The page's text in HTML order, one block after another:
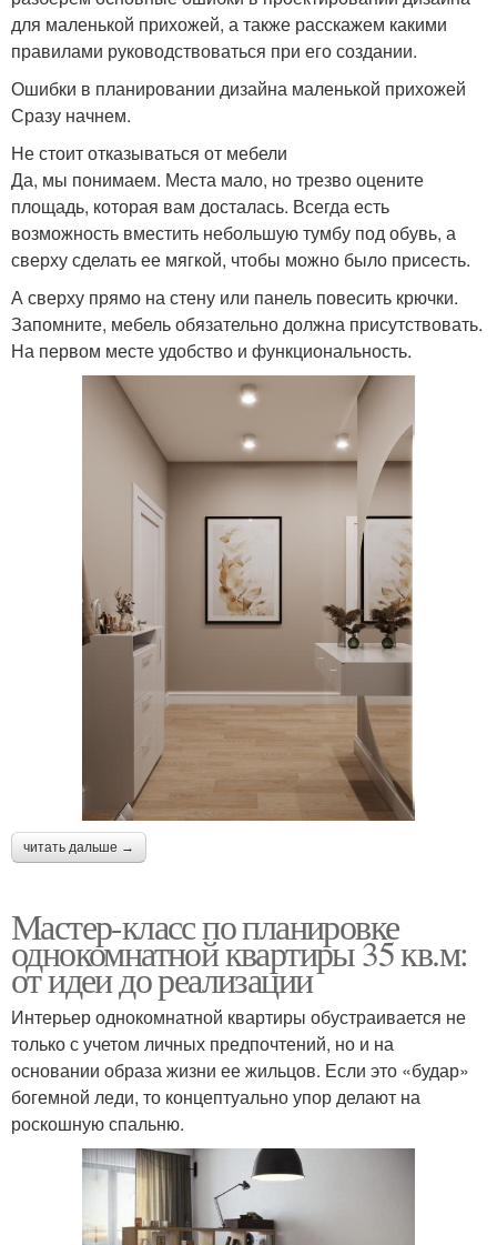
для маленькой прихожей, а также расскажем какими
правилами руководствоваться при его создании.
Ошибки в планировании дизайна маленькой прихожей
Сразу начнем.
Не стоит отказываться от мебели
Да, мы понимаем. Места мало, но трезво оцените
площадь, которая вам досталась. Всегда есть
возможность вместить небольшую тумбу под обувь, а
сверху сделать ее мягкой, чтобы можно было присесть.
А сверху прямо на стену или панель повесить крючки.
Запомните, мебель обязательно должна присутствовать.
На первом месте удобство и функциональность.
читать дальше →
Мастер-класс по планировке
однокомнатной квартиры 35 кв.м:
от идеи до реализации
Интерьер однокомнатной квартиры обустраивается не
только с учетом личных предпочтений, но и на
основании образа жизни ее жильцов. Если это «будар»
богемной леди, то концептуально упор делают на
роскошную спальню.